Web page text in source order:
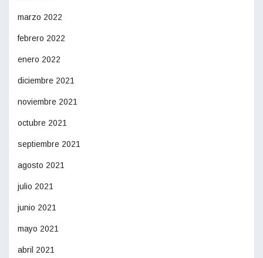
marzo 2022
febrero 2022
enero 2022
diciembre 2021
noviembre 2021
octubre 2021
septiembre 2021
agosto 2021
julio 2021
junio 2021
mayo 2021
abril 2021